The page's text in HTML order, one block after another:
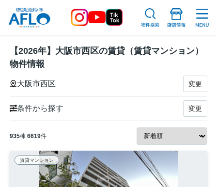
【2026年】大阪市西区の賃貸（賃貸マンション）
物件情報
大阪市西区 変更
条件から探す 変更
935棟 6619件
賃貸マンション